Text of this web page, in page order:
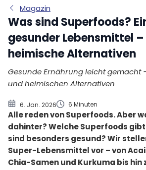
Magazin
Was sind Superfoods?
gesunder Lebensmittel
heimische Alternativen
Gesunde Ernährung leicht gemacht
und heimischen Alternativen
6. Jan. 2026 6 Minuten
Alle reden von Superfoods. Aber
dahinter? Welche Superfoods
sind besonders gesund? Wir
Super-Lebensmittel vor – von
Chia-Samen und Kurkuma bis hin